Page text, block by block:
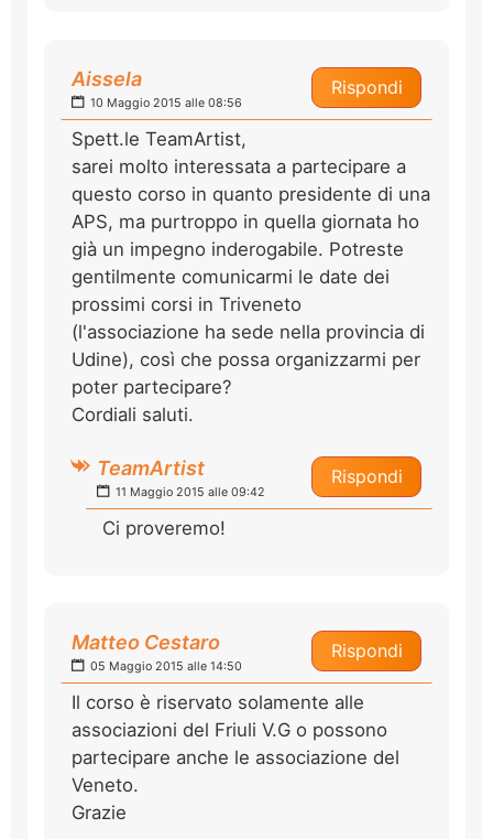
Rispondi
Aissela
10 Maggio 2015 alle 08:56
Spett.le TeamArtist,
sarei molto interessata a partecipare a
questo corso in quanto presidente di una
APS, ma purtroppo in quella giornata ho
già un impegno inderogabile. Potreste
gentilmente comunicarmi le date dei
prossimi corsi in Triveneto
(l'associazione ha sede nella provincia di
Udine), così che possa organizzarmi per
poter partecipare?
Cordiali saluti.
Rispondi
TeamArtist
11 Maggio 2015 alle 09:42
Ci proveremo!
Rispondi
Matteo Cestaro
05 Maggio 2015 alle 14:50
Il corso è riservato solamente alle
associazioni del Friuli V.G o possono
partecipare anche le associazione del
Veneto.
Grazie